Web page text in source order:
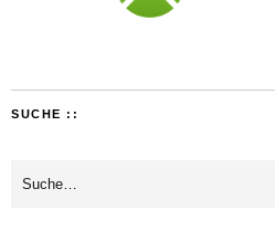
SUCHE ::